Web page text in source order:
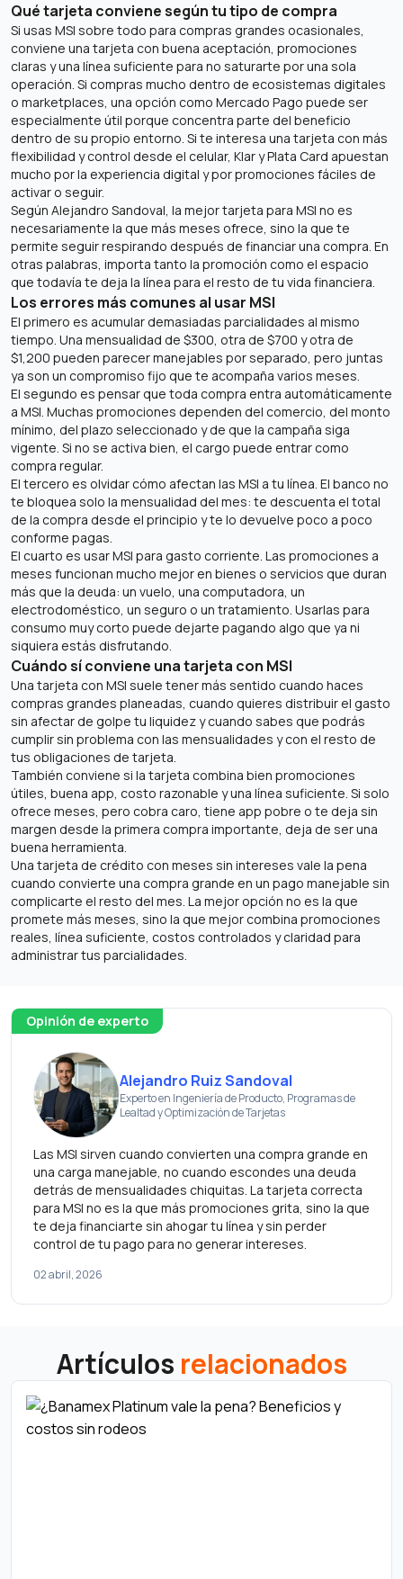
Qué tarjeta conviene según tu tipo de compra
Si usas MSI sobre todo para compras grandes ocasionales,
conviene una tarjeta con buena aceptación, promociones
claras y una línea suficiente para no saturarte por una sola
operación. Si compras mucho dentro de ecosistemas digitales
o marketplaces, una opción como Mercado Pago puede ser
especialmente útil porque concentra parte del beneficio
dentro de su propio entorno. Si te interesa una tarjeta con más
flexibilidad y control desde el celular, Klar y Plata Card apuestan
mucho por la experiencia digital y por promociones fáciles de
activar o seguir.
Según Alejandro Sandoval, la mejor tarjeta para MSI no es
necesariamente la que más meses ofrece, sino la que te
permite seguir respirando después de financiar una compra. En
otras palabras, importa tanto la promoción como el espacio
que todavía te deja la línea para el resto de tu vida financiera.
Los errores más comunes al usar MSI
El primero es acumular demasiadas parcialidades al mismo
tiempo. Una mensualidad de $300, otra de $700 y otra de
$1,200 pueden parecer manejables por separado, pero juntas
ya son un compromiso fijo que te acompaña varios meses.
El segundo es pensar que toda compra entra automáticamente
a MSI. Muchas promociones dependen del comercio, del monto
mínimo, del plazo seleccionado y de que la campaña siga
vigente. Si no se activa bien, el cargo puede entrar como
compra regular.
El tercero es olvidar cómo afectan las MSI a tu línea. El banco no
te bloquea solo la mensualidad del mes: te descuenta el total
de la compra desde el principio y te lo devuelve poco a poco
conforme pagas.
El cuarto es usar MSI para gasto corriente. Las promociones a
meses funcionan mucho mejor en bienes o servicios que duran
más que la deuda: un vuelo, una computadora, un
electrodoméstico, un seguro o un tratamiento. Usarlas para
consumo muy corto puede dejarte pagando algo que ya ni
siquiera estás disfrutando.
Cuándo sí conviene una tarjeta con MSI
Una tarjeta con MSI suele tener más sentido cuando haces
compras grandes planeadas, cuando quieres distribuir el gasto
sin afectar de golpe tu liquidez y cuando sabes que podrás
cumplir sin problema con las mensualidades y con el resto de
tus obligaciones de tarjeta.
También conviene si la tarjeta combina bien promociones
útiles, buena app, costo razonable y una línea suficiente. Si solo
ofrece meses, pero cobra caro, tiene app pobre o te deja sin
margen desde la primera compra importante, deja de ser una
buena herramienta.
Una tarjeta de crédito con meses sin intereses vale la pena
cuando convierte una compra grande en un pago manejable sin
complicarte el resto del mes. La mejor opción no es la que
promete más meses, sino la que mejor combina promociones
reales, línea suficiente, costos controlados y claridad para
administrar tus parcialidades.
Opinión de experto
Alejandro Ruiz Sandoval
Experto en Ingeniería de Producto, Programas de
Lealtad y Optimización de Tarjetas
Las MSI sirven cuando convierten una compra grande en
una carga manejable, no cuando escondes una deuda
detrás de mensualidades chiquitas. La tarjeta correcta
para MSI no es la que más promociones grita, sino la que
te deja financiarte sin ahogar tu línea y sin perder
control de tu pago para no generar intereses.
02 abril, 2026
Artículos relacionados